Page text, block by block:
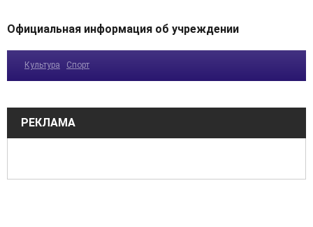
Официальная информация об учреждении
Культура Спорт
РЕКЛАМА